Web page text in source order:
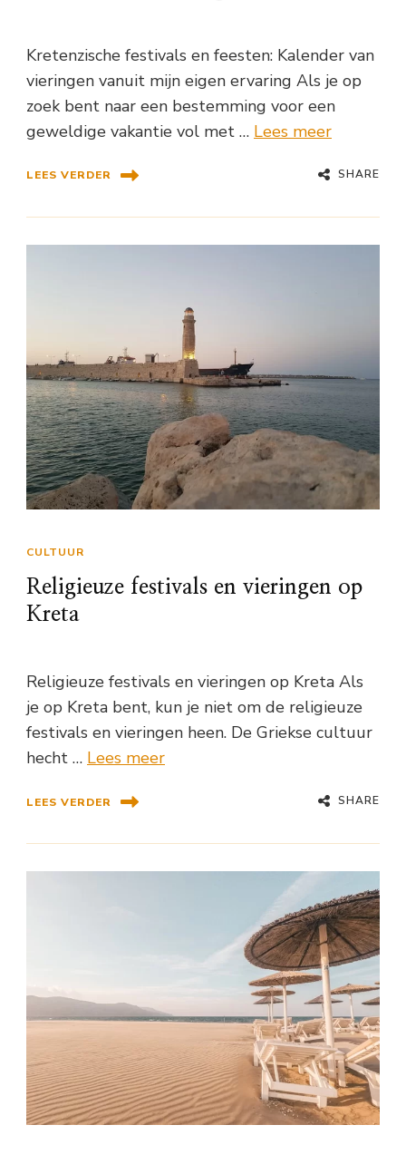
Kretenzische festivals en feesten: Kalender van
vieringen vanuit mijn eigen ervaring Als je op
zoek bent naar een bestemming voor een
geweldige vakantie vol met … Lees meer
LEES VERDER SHARE
CULTUUR
Religieuze festivals en vieringen op
Kreta
Religieuze festivals en vieringen op Kreta Als
je op Kreta bent, kun je niet om de religieuze
festivals en vieringen heen. De Griekse cultuur
hecht … Lees meer
LEES VERDER SHARE